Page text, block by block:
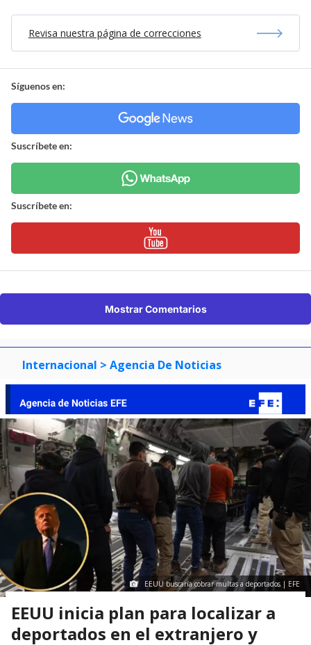
Revisa nuestra página de correcciones
Síguenos en:
Suscríbete en:
Suscríbete en:
Mostrar Comentarios
Internacional > Agencia De Noticias
EEUU buscaría cobrar multas a deportados | EFE
EEUU inicia plan para localizar a
deportados en el extranjero y